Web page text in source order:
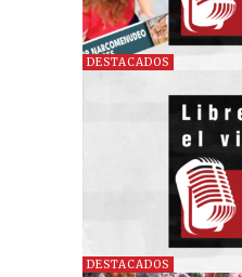
DESTACADOS
DESTACADOS